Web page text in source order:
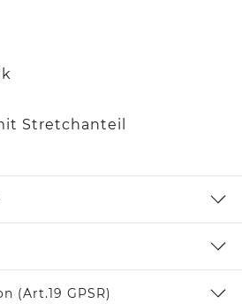
Stretchanteil
(Art.19 GPSR)